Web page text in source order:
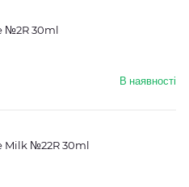
№2R 30ml
В наявності
Milk №22R 30ml